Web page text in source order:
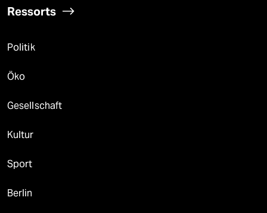
Ressorts
Politik
Öko
Gesellschaft
Kultur
Sport
Berlin